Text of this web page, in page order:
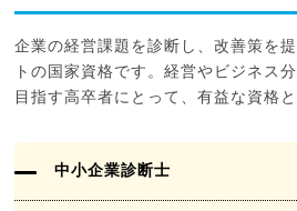
企業の経営課題を診断し、改善策を
トの国家資格です。経営やビジネス
目指す高卒者にとって、有益な資格と
中小企業診断士